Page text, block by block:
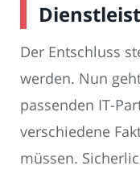
Der Entschluss
werden. Nun
passenden IT-
verschiedene
müssen.